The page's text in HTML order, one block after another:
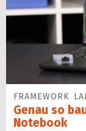
FRAMEWORK
Genau so
Notebook